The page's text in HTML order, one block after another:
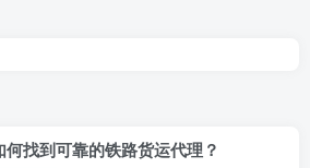
找到可靠的铁路货运代理？